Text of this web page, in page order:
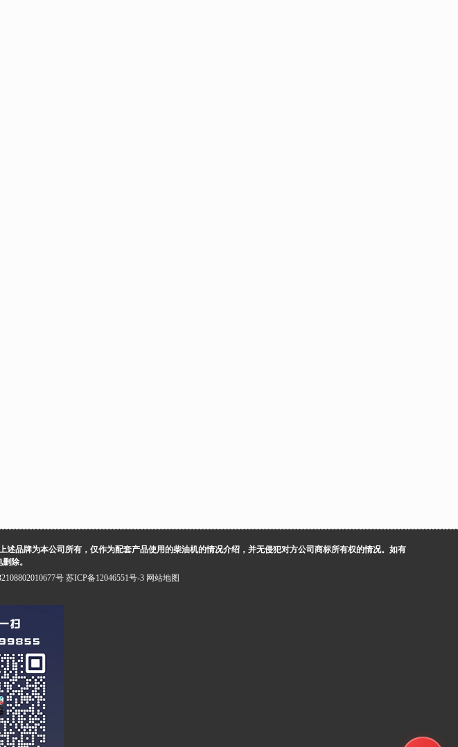
品牌为本公司所有，仅作为配套产品使用的柴油机的情况介绍，并无侵犯对方公司商标所有权的情况。如有
除。
号 苏ICP备12046551号-3 网站地图